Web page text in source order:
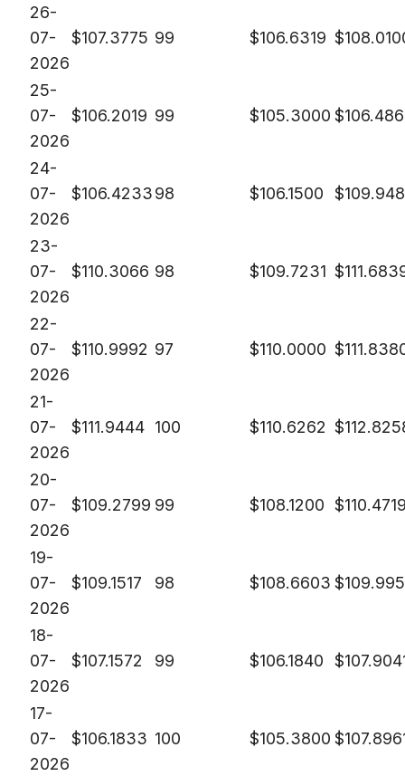
26-
07-
2026
$107.3775 99 $106.6319 $
25-
07-
2026
$106.2019 99 $105.3000 $
24-
07-
2026
$106.423398 $106.1500 $
23-
07-
2026
$110.3066 98 $109.7231 $
22-
07-
2026
$110.9992 97 $110.0000 $
21-
07-
2026
$111.9444 100 $110.6262 $
20-
07-
2026
$109.2799 99 $108.1200 $
19-
07-
2026
$109.1517 98 $108.6603 $
18-
07-
2026
$107.1572 99 $106.1840 $
17-
07-
2026
$106.1833 100 $105.3800 $